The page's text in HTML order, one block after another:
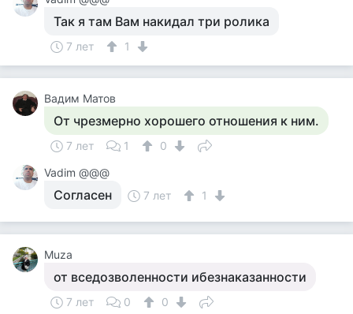
Так я там Вам накидал три ролика
7 лет 1
Вадим Матов
От чрезмерно хорошего отношения к ним.
7 лет 1
0
Vadim @@@
Согласен 7 лет 1
Muza
от вседозволенности ибезнаказанности
7 лет 0 0